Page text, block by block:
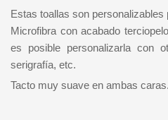
Estas toallas son
Microfibra con acabado
es posible personalizarla con
serigrafía, etc.
Tacto muy suave en ambas caras.